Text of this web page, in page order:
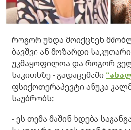
როგორ უნდა მოიქცნენ
ბავშვი ან მოზარდი
უკმაყოფილოა და როგორ
საკითხზე​ - გადაცემაში
ფსიქოთერაპევტი ანუკა
საუბრობს:
- ეს თემა მაშინ ხდება